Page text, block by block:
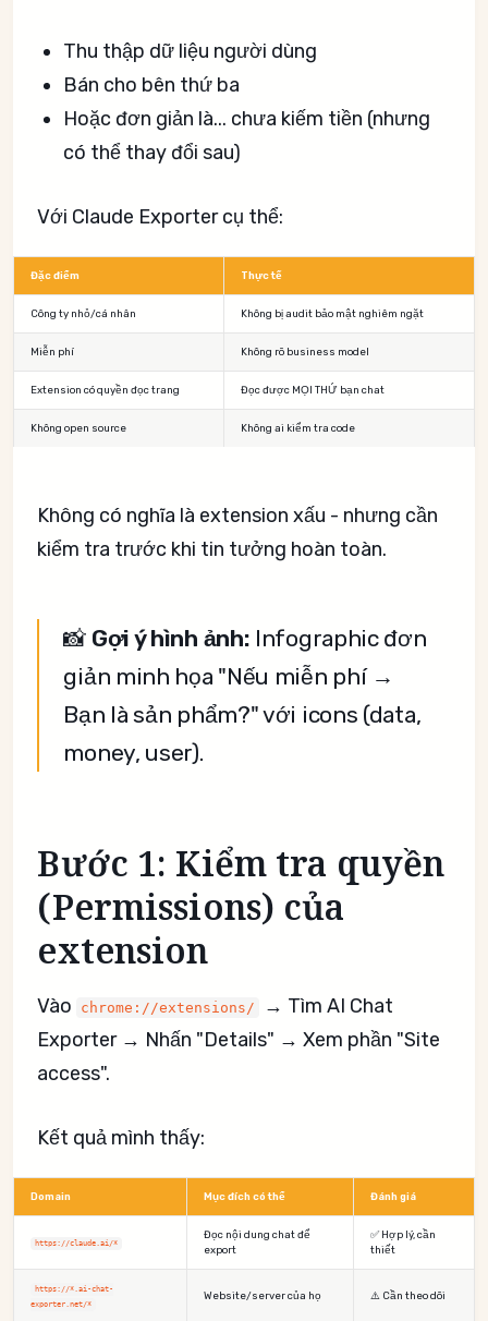
Thu thập dữ liệu người dùng
Bán cho bên thứ ba
Hoặc đơn giản là... chưa kiếm tiền (nhưng
có thể thay đổi sau)
Với Claude Exporter cụ thể:
Đặc điểm Thực tế
Công ty nhỏ/cá nhân Không bị audit bảo mật nghiêm ngặt
Miễn phí Không rõ business model
Extension có quyền đọc trang Đọc được MỌI THỨ bạn chat
Không open source Không ai kiểm tra code
Không có nghĩa là extension xấu - nhưng cần
kiểm tra trước khi tin tưởng hoàn toàn.
📸 Gợi ý hình ảnh: Infographic đơn
giản minh họa "Nếu miễn phí →
Bạn là sản phẩm?" với icons (data,
money, user).
Bước 1: Kiểm tra quyền
(Permissions) của
extension
Vào chrome://extensions/
→ Tìm AI Chat
Exporter → Nhấn "Details" → Xem phần "Site
access".
Kết quả mình thấy:
Domain Mục đích có thể Đánh giá
https://claude.ai/*
Đọc nội dung chat để
export
✅ Hợp lý, cần
thiết
https://*.ai-chat-
exporter.net/*
Website/server của họ ⚠️ Cần theo dõi